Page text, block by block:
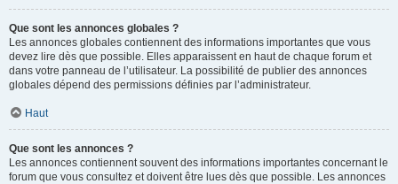
Que sont les annonces globales ?
Les annonces globales contiennent des informations importantes que vous
devez lire dès que possible. Elles apparaissent en haut de chaque forum et
dans votre panneau de l’utilisateur. La possibilité de publier des annonces
globales dépend des permissions définies par l’administrateur.
Haut
Que sont les annonces ?
Les annonces contiennent souvent des informations importantes concernant le
forum que vous consultez et doivent être lues dès que possible. Les annonces